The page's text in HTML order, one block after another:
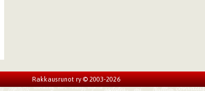
Rakkausrunot ry © 2003-2026